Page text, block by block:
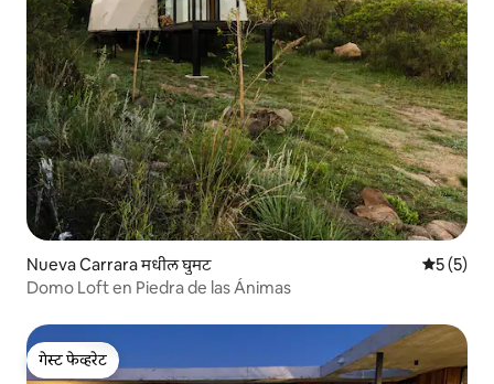
Nueva Carrara मधील घुमट 5 पैकी 5
5 (5)
Domo Loft en Piedra de las Ánimas
गेस्ट फेव्हरेट
गेस्ट फेव्हरेट